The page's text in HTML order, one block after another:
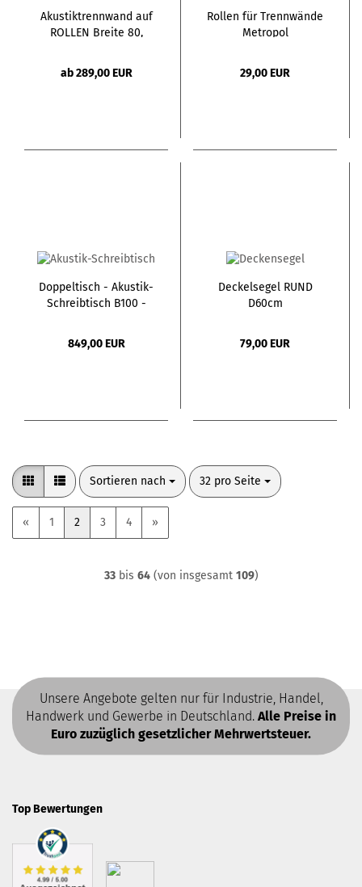
Akustiktrennwand auf
ROLLEN Breite 80,
ab 289,00 EUR
Rollen für Trennwände
Metropol
29,00 EUR
Doppeltisch - Akustik-
Schreibtisch B100 -
849,00 EUR
Deckelsegel RUND
D60cm
79,00 EUR
Sortieren nach
Sortieren nach 32 pro Seite
pro Seite
« 1 2 3 4 »
33bis 64(von insgesamt 109)
Unsere Angebote gelten nur für Industrie, Handel,
Handwerk und Gewerbe in Deutschland. Alle Preise in
Euro zuzüglich gesetzlicher Mehrwertsteuer.
Top Bewertungen